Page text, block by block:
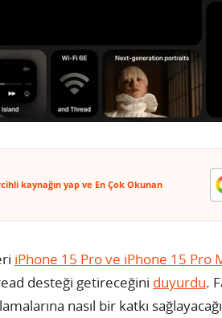
kaynağın yap ve En Çok Okunan
iPhone 15 Pro ve iPhone 15 Pro
desteği getireceğini duyurdu.
nasıl bir katkı